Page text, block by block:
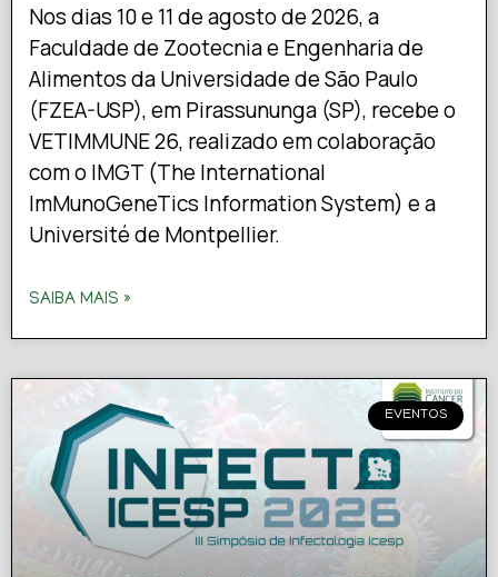
Nos dias 10 e 11 de agosto de 2026, a
Faculdade de Zootecnia e Engenharia de
Alimentos da Universidade de São Paulo
(FZEA-USP), em Pirassununga (SP), recebe o
VETIMMUNE 26, realizado em colaboração
com o IMGT (The International
ImMunoGeneTics Information System) e a
Université de Montpellier.
SAIBA MAIS »
EVENTOS